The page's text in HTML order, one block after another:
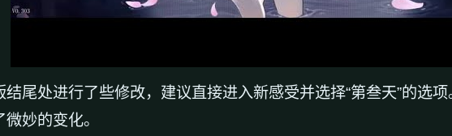
尾处进行了些修改，建议直接进入新感受并选择“第叁天”的选项
妙的变化。